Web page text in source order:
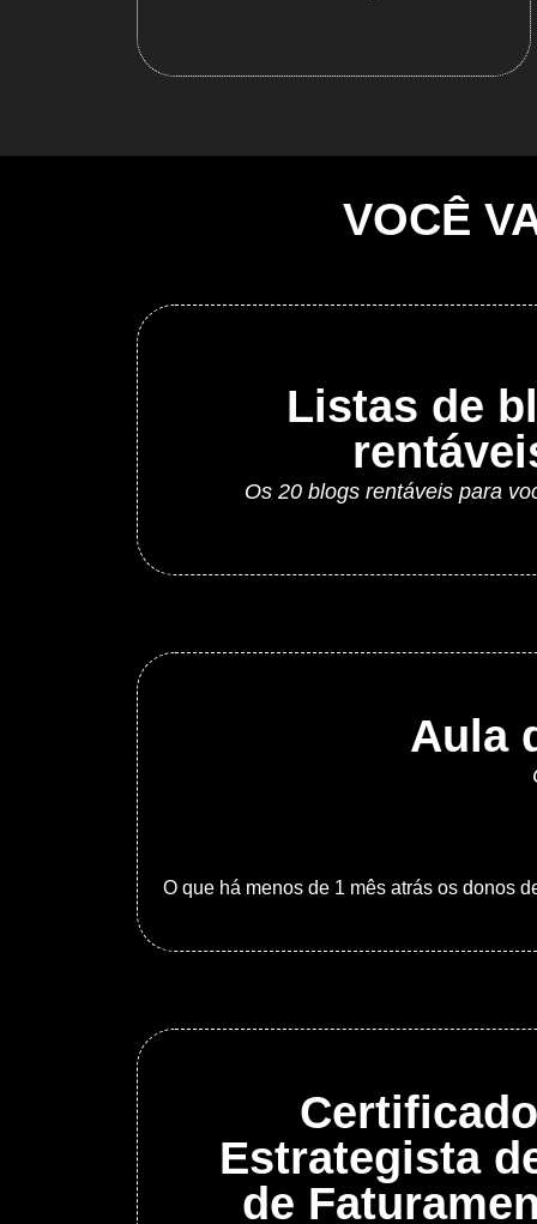
VOCÊ
Listas de
Os 20 blogs rentáveis para
Aula
O que há menos de 1 mês atrás os donos
Estrategista
de